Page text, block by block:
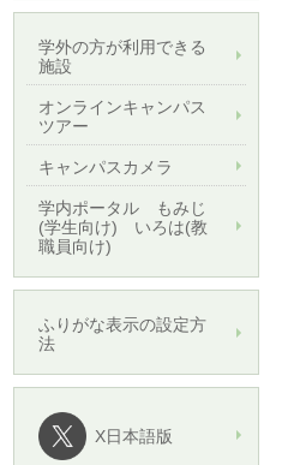
学外の方が利用できる
施設
オンラインキャンパス
ツアー
キャンパスカメラ
学内ポータル もみじ
(学生向け) いろは(教
職員向け)
ふりがな表示の設定方
法
X日本語版